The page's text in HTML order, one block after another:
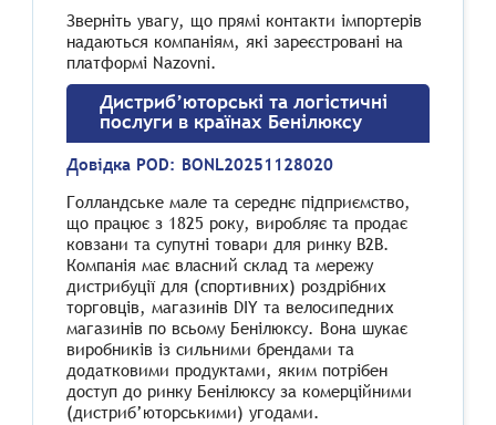
Зверніть увагу, що прямі контакти імпортерів
надаються компаніям, які зареєстровані на
платформі Nazovni.
Дистриб’юторські та логістичні
послуги в країнах Бенілюксу
Довідка POD: BONL20251128020
Голландське мале та середнє підприємство,
що працює з 1825 року, виробляє та продає
ковзани та супутні товари для ринку B2B.
Компанія має власний склад та мережу
дистрибуції для (спортивних) роздрібних
торговців, магазинів DIY та велосипедних
магазинів по всьому Бенілюксу. Вона шукає
виробників із сильними брендами та
додатковими продуктами, яким потрібен
доступ до ринку Бенілюксу за комерційними
(дистриб’юторськими) угодами.